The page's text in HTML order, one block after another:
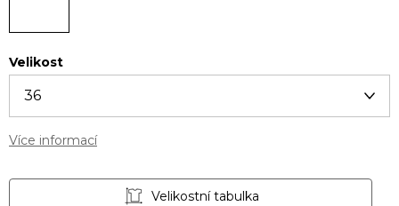
Velikost
Více informací
Velikostní tabulka